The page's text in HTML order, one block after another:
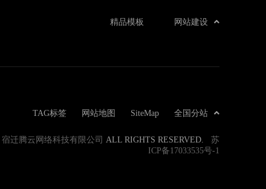
网站建设
精品模板
全国分站
SiteMap
网站地图
TAG标签
宿迁腾云网络科技有限公司 ALL RIGHTS RESERVED. 苏
ICP备17033535号-1